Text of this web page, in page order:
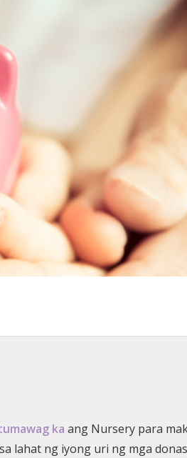
ka ang Nursery para
lahat ng iyong uri ng mga